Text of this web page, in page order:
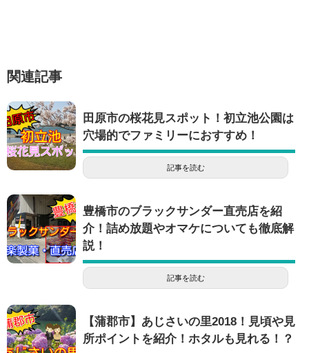
関連記事
田原市の桜花見スポット！初立池公園は
穴場的でファミリーにおすすめ！
記事を読む
豊橋市のブラックサンダー直売店を紹
介！詰め放題やオマケについても徹底解
説！
記事を読む
【蒲郡市】あじさいの里2018！見頃や見
所ポイントを紹介！ホタルも見れる！？